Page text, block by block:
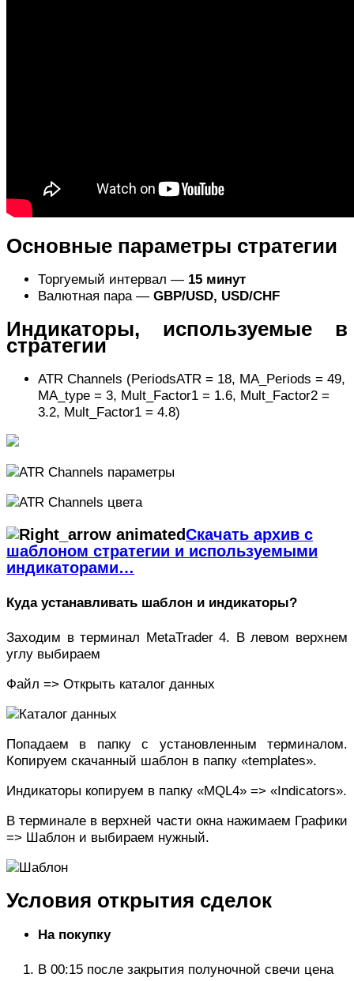
Основные параметры стратегии
Торгуемый интервал — 15 минут
Валютная пара — GBP/USD, USD/CHF
Индикаторы, используемые в
стратегии
ATR Channels (PeriodsATR = 18, MA_Periods = 49,
MA_type = 3, Mult_Factor1 = 1.6, Mult_Factor2 =
3.2, Mult_Factor1 = 4.8)
Скачать архив с
шаблоном стратегии и используемыми
индикаторами…
Куда устанавливать шаблон и индикаторы?
Заходим в терминал MetaTrader 4. В левом верхнем
углу выбираем
Файл => Открыть каталог данных
Попадаем в папку с установленным терминалом.
Копируем скачанный шаблон в папку «templates».
Индикаторы копируем в папку «MQL4» => «Indicators».
В терминале в верхней части окна нажимаем Графики
=> Шаблон и выбираем нужный.
Условия открытия сделок
На покупку
В 00:15 после закрытия полуночной свечи цена